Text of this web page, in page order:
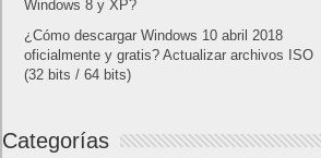
Windows 8 y XP?
¿Cómo descargar Windows 10 abril 2018
oficialmente y gratis? Actualizar archivos ISO
(32 bits / 64 bits)
Categorías